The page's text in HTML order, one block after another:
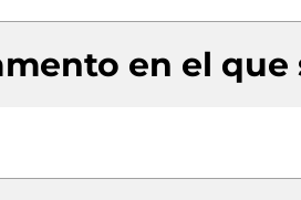
en el que